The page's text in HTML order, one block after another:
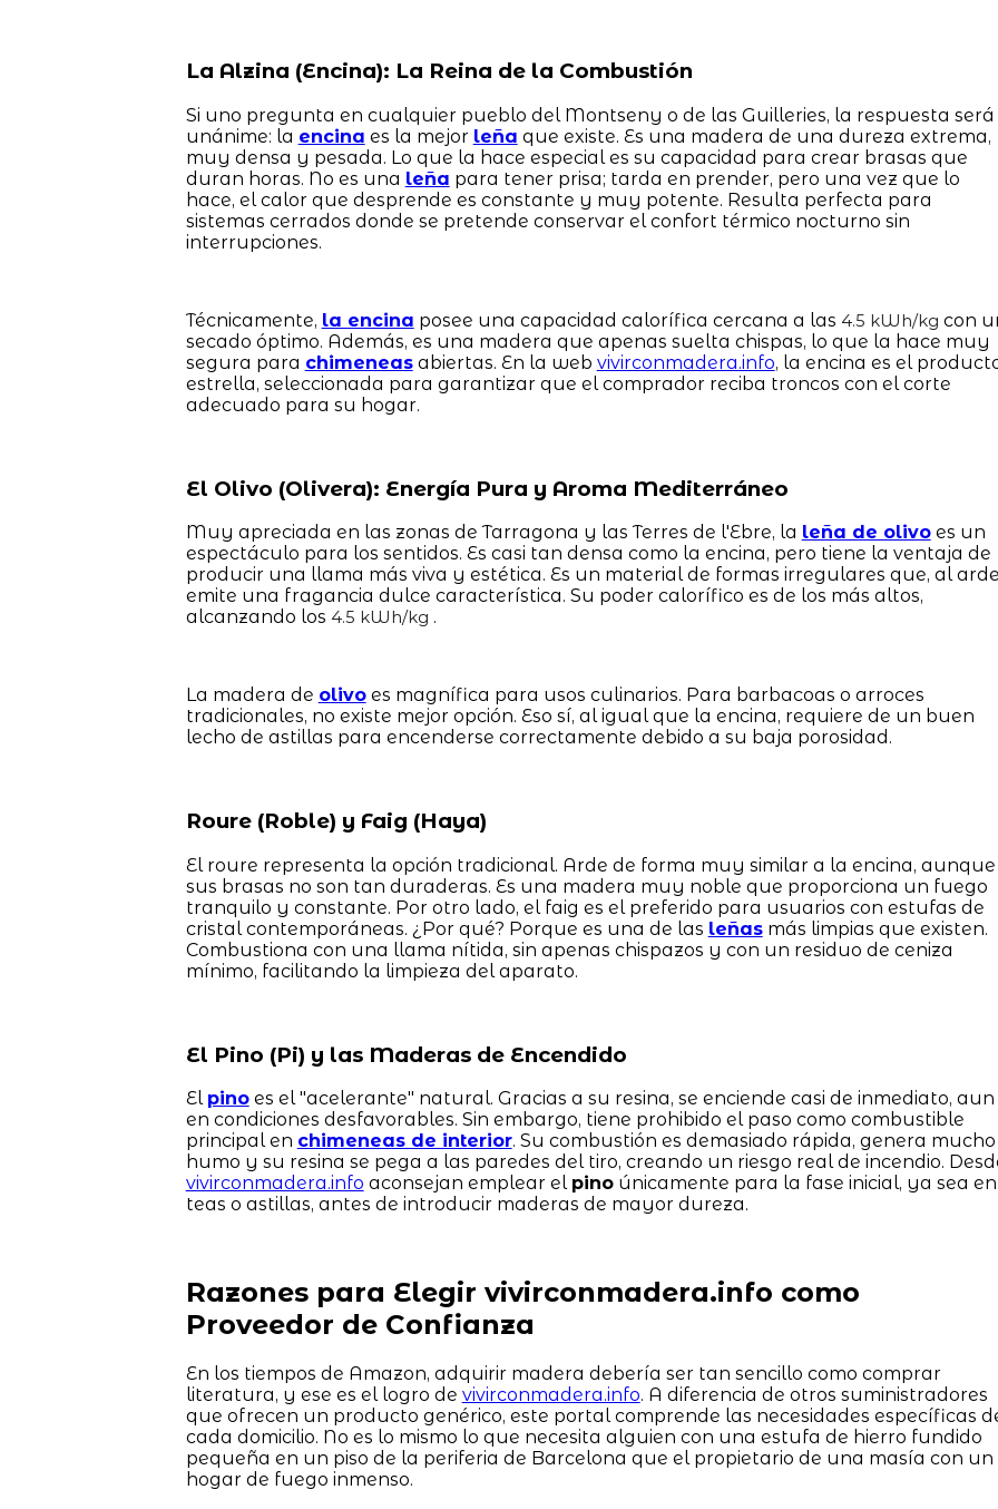
La Alzina (Encina): La Reina de la Combustión
Si uno pregunta en cualquier pueblo del Montseny o de las Guilleries, la respuesta será
unánime: la encina es la mejor leña que existe. Es una madera de una dureza extrema,
muy densa y pesada. Lo que la hace especial es su capacidad para crear brasas que
duran horas. No es una leña para tener prisa; tarda en prender, pero una vez que lo
hace, el calor que desprende es constante y muy potente. Resulta perfecta para
sistemas cerrados donde se pretende conservar el confort térmico nocturno sin
interrupciones.
Técnicamente, la encina posee una capacidad calorífica cercana a las 4.5 kWh/kg con
secado óptimo. Además, es una madera que apenas suelta chispas, lo que la hace muy
segura para chimeneasabiertas. En la web vivirconmadera.info, la encina es el
estrella, seleccionada para garantizar que el comprador reciba troncos con el corte
adecuado para su hogar.
El Olivo (Olivera): Energía Pura y Aroma Mediterráneo
Muy apreciada en las zonas de Tarragona y las Terres de l'Ebre, la leña de olivoes un
espectáculo para los sentidos. Es casi tan densa como la encina, pero tiene la ventaja de
producir una llama más viva y estética. Es un material de formas irregulares que, al
emite una fragancia dulce característica. Su poder calorífico es de los más altos,
alcanzando los 4.5 kWh/kg .
La madera de olivoes magnífica para usos culinarios. Para barbacoas o arroces
tradicionales, no existe mejor opción. Eso sí, al igual que la encina, requiere de un buen
lecho de astillas para encenderse correctamente debido a su baja porosidad.
Roure (Roble) y Faig (Haya)
El roure representa la opción tradicional. Arde de forma muy similar a la encina, aunque
sus brasas no son tan duraderas. Es una madera muy noble que proporciona un fuego
tranquilo y constante. Por otro lado, el faig es el preferido para usuarios con estufas de
cristal contemporáneas. ¿Por qué? Porque es una de las leñasmás limpias que existen.
Combustiona con una llama nítida, sin apenas chispazos y con un residuo de ceniza
mínimo, facilitando la limpieza del aparato.
El Pino (Pi) y las Maderas de Encendido
El pinoes el "acelerante" natural. Gracias a su resina, se enciende casi de inmediato, aun
en condiciones desfavorables. Sin embargo, tiene prohibido el paso como combustible
principal en chimeneas de interior. Su combustión es demasiado rápida, genera mucho
humo y su resina se pega a las paredes del tiro, creando un riesgo real de incendio.
vivirconmadera.info aconsejan emplear el pinoúnicamente para la fase inicial, ya sea en
teas o astillas, antes de introducir maderas de mayor dureza.
Razones para Elegir vivirconmadera.info como
Proveedor de Confianza
En los tiempos de Amazon, adquirir madera debería ser tan sencillo como comprar
literatura, y ese es el logro de vivirconmadera.info. A diferencia de otros suministradores
que ofrecen un producto genérico, este portal comprende las necesidades específicas
cada domicilio. No es lo mismo lo que necesita alguien con una estufa de hierro fundido
pequeña en un piso de la periferia de Barcelona que el propietario de una masía con un
hogar de fuego inmenso.